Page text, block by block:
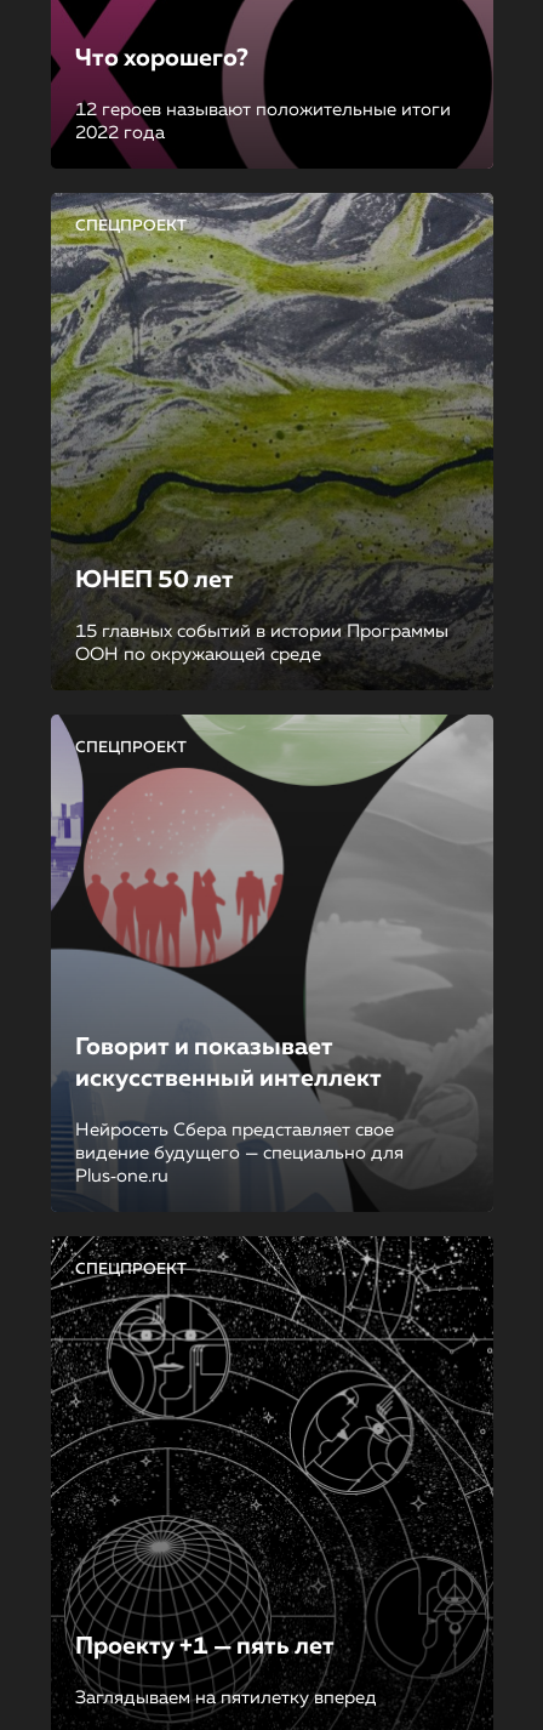
Что хорошего?
12 героев называют положительные итоги
2022 года
СПЕЦПРОЕКТ
ЮНЕП 50 лет
15 главных событий в истории Программы
ООН по окружающей среде
СПЕЦПРОЕКТ
Говорит и показывает
искусственный интеллект
Нейросеть Сбера представляет свое
видение будущего — специально для
Plus‑one.ru
СПЕЦПРОЕКТ
Проекту +1 — пять лет
Заглядываем на пятилетку вперед